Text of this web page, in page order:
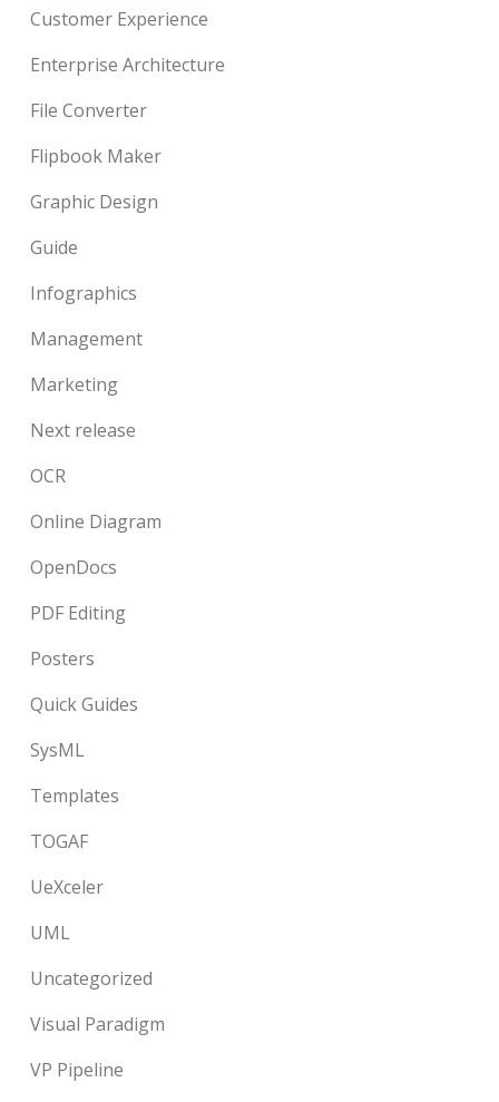
Customer Experience
Enterprise Architecture
File Converter
Flipbook Maker
Graphic Design
Guide
Infographics
Management
Marketing
Next release
OCR
Online Diagram
OpenDocs
PDF Editing
Posters
Quick Guides
SysML
Templates
TOGAF
UeXceler
UML
Uncategorized
Visual Paradigm
VP Pipeline